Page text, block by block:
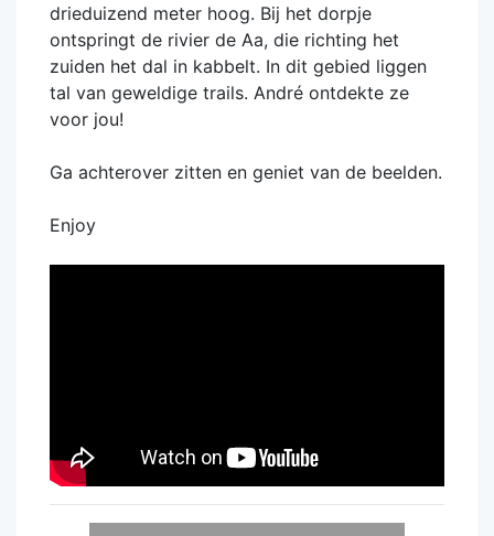
drieduizend meter hoog. Bij het dorpje
ontspringt de rivier de Aa, die richting het
zuiden het dal in kabbelt. In dit gebied liggen
tal van geweldige trails. André ontdekte ze
voor jou!
Ga achterover zitten en geniet van de beelden.
Enjoy